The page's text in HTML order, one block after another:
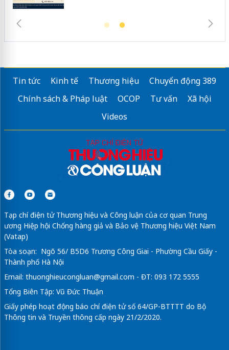
Tin tức Kinh tế Thương hiệu
Chuyển động 389
Chính sách & Pháp luật
OCOP Tư vấn
Xã hội
Videos
Tạp chí điện tử Thương hiệu và Công luận của cơ quan Trung
ương Hiệp hội Chống hàng giả và Bảo vệ Thương hiệu Việt Nam
(Vatap)
Tòa soạn: Ngõ 56/ B5D6 Trương Công Giai - Phường Cầu Giấy -
Thành phố Hà Nội
Email: thuonghieucongluan@gmail.com - ĐT: 093 172 5555
Tổng Biên Tập: Vũ Đức Thuận
Giấy phép hoạt động báo chí điện tử số 64/GP-BTTTT do Bộ
Thông tin và Truyền thông cấp ngày 21/2/2020.